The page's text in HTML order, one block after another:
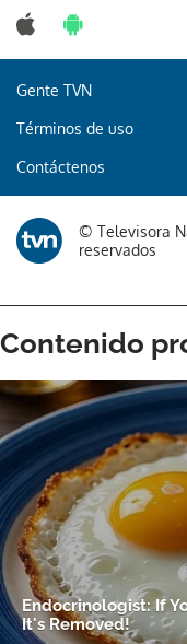
Gente TVN
Términos de uso
Contáctenos
© Televisora
reservados